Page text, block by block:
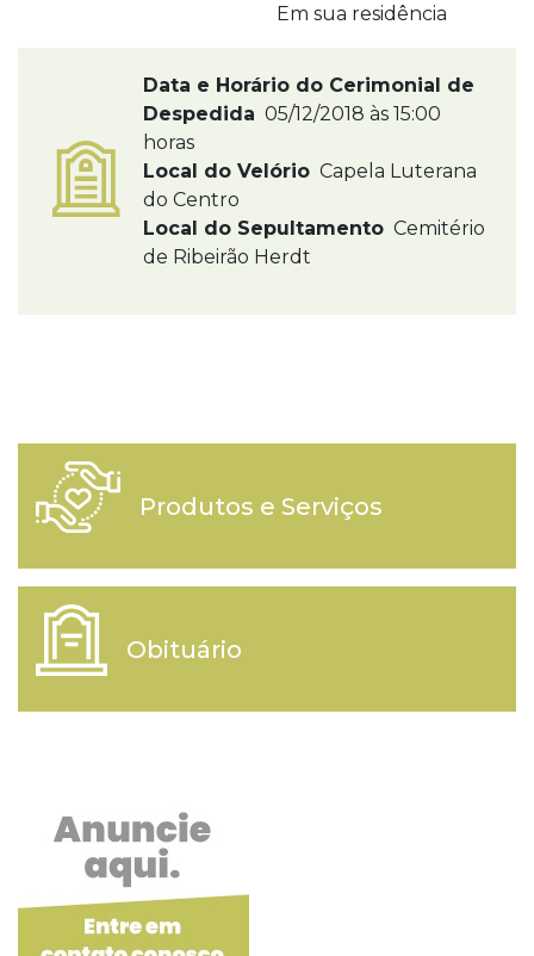
Em sua residência
Data e Horário do Cerimonial de
Despedida 05/12/2018 às 15:00
horas
Local do Velório Capela Luterana
do Centro
Local do Sepultamento Cemitério
de Ribeirão Herdt
Produtos e Serviços
Obituário